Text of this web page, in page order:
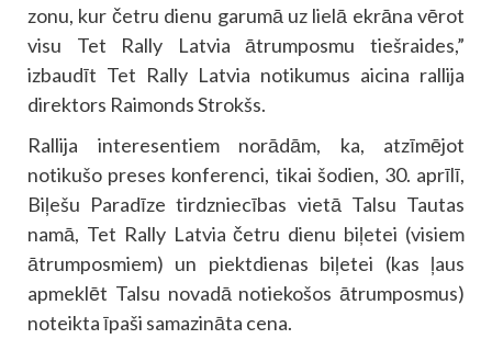
zonu, kur četru dienu garumā uz lielā ekrāna vērot
visu Tet Rally Latvia ātrumposmu tiešraides,”
izbaudīt Tet Rally Latvia notikumus aicina rallija
direktors Raimonds Strokšs.
Rallija interesentiem norādām, ka, atzīmējot
notikušo preses konferenci, tikai šodien, 30. aprīlī,
Biļešu Paradīze tirdzniecības vietā Talsu Tautas
namā, Tet Rally Latvia četru dienu biļetei (visiem
ātrumposmiem) un piektdienas biļetei (kas ļaus
apmeklēt Talsu novadā notiekošos ātrumposmus)
noteikta īpaši samazināta cena.